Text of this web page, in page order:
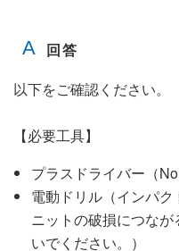
以下をご確認ください。
【必要工具】
プラスドライバー（
電動ドリル（インパ
ニットの破損につな
いでください。）